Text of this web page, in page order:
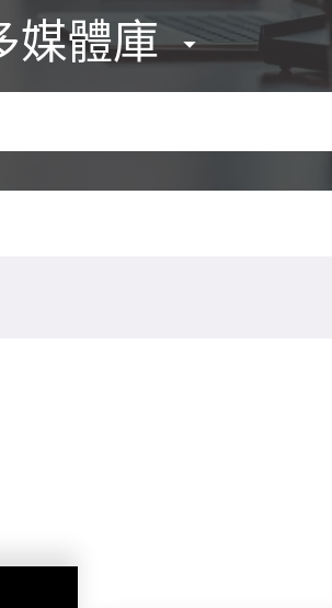
媒體庫